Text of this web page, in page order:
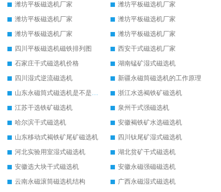
潍坊平板磁选机厂家
潍坊平板磁选机厂家
潍坊平板磁选机厂家
潍坊平板磁选机厂家
潍坊平板磁选机厂家
潍坊平板磁选机厂家
四川平板磁选机磁铁排列图
西安干式磁选机厂家
石家庄干式磁选机价格
湖南锰矿湿式磁选机
四川湿式逆流磁选机
新疆永磁筒磁选机的工作原理
山东永磁筒式磁选机是不是强磁
浙江水选褐铁矿磁选机
江苏干选铁矿磁选机
泉州干式强磁选机
哈尔滨干式磁选机
安徽褐铁矿水选磁选机
山东移动式褐铁矿尾矿磁选机
四川钛尾矿湿式磁选机
河北实验用室湿式磁选机
湖北贫矿干式磁选机
安徽选大块干式磁选机
安徽永磁强磁磁选机
云南永磁滚筒磁选机结构
广西永磁湿式磁选机